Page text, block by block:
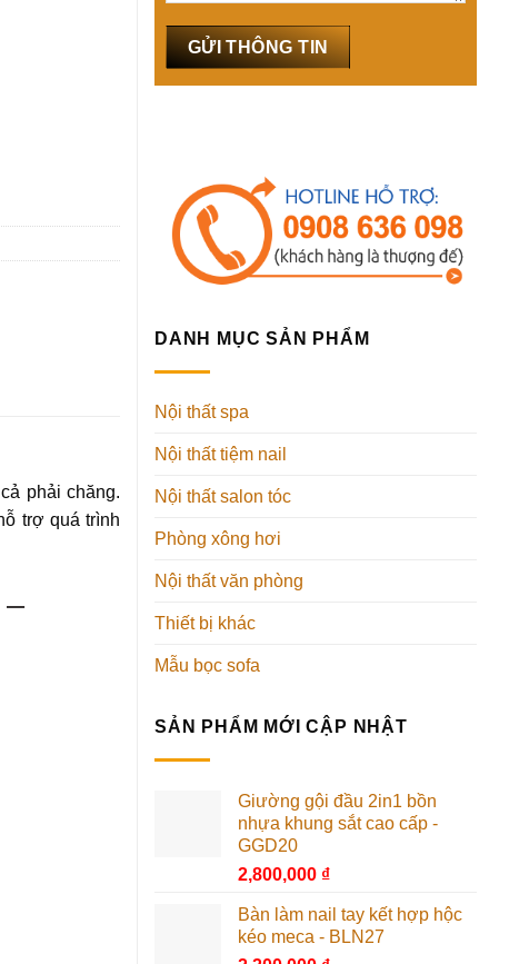
DANH MỤC SẢN PHẨM
Nội thất spa
Nội thất tiệm nail
Nội thất salon tóc
Phòng xông hơi
Nội thất văn phòng
Thiết bị khác
Mẫu bọc sofa
SẢN PHẨM MỚI CẬP NHẬT
Giường gội đầu 2in1 bồn
nhựa khung sắt cao cấp -
GGD20
2,800,000 ₫
Bàn làm nail tay kết hợp hộc
kéo meca - BLN27
phải chăng.
trợ quá trình
–